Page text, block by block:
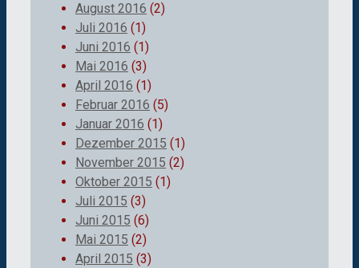
August 2016 (2)
Juli 2016 (1)
Juni 2016 (1)
Mai 2016 (3)
April 2016 (1)
Februar 2016 (5)
Januar 2016 (1)
Dezember 2015 (1)
November 2015 (2)
Oktober 2015 (1)
Juli 2015 (3)
Juni 2015 (6)
Mai 2015 (2)
April 2015 (3)